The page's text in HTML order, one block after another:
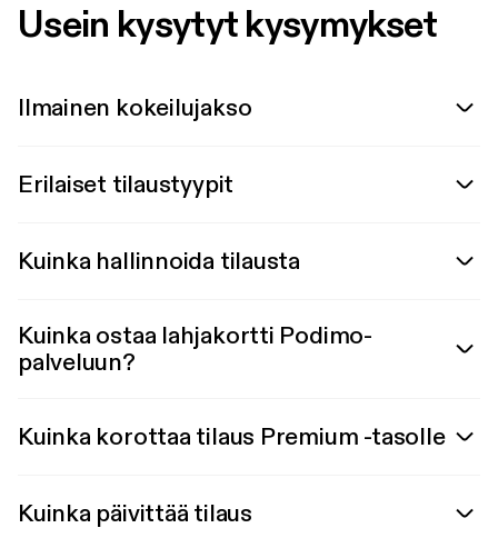
Usein kysytyt kysymykset
Ilmainen kokeilujakso
Erilaiset tilaustyypit
Kuinka hallinnoida tilausta
Kuinka ostaa lahjakortti Podimo-
palveluun?
Kuinka korottaa tilaus Premium -tasolle
Kuinka päivittää tilaus